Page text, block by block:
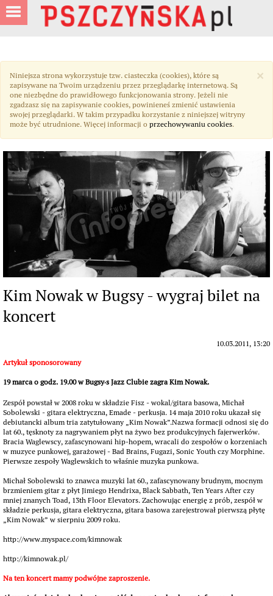
×
Niniejsza strona wykorzystuje tzw. ciasteczka (cookies), które są
zapisywane na Twoim urządzeniu przez przeglądarkę internetową. Są
one niezbędne do prawidłowego funkcjonowania strony. Jeżeli nie
zgadzasz się na zapisywanie cookies, powinieneś zmienić ustawienia
swojej przeglądarki. W takim przypadku korzystanie z niniejszej witryny
może być utrudnione. Więcej informacji o przechowywaniu cookies.
Kim Nowak w Bugsy - wygraj bilet na
koncert
10.03.2011, 13:20
Artykuł sponosorowany
19 marca o godz. 19.00 w Bugsy’s Jazz Clubie zagra Kim Nowak.
Zespół powstał w 2008 roku w składzie Fisz - wokal/gitara basowa, Michał
Sobolewski - gitara elektryczna, Emade - perkusja. 14 maja 2010 roku ukazał się
debiutancki album tria zatytułowany „Kim Nowak”.Nazwa formacji odnosi się do
lat 60., tęsknoty za nagrywaniem płyt na żywo bez produkcyjnych fajerwerków.
Bracia Waglewscy, zafascynowani hip-hopem, wracali do zespołów o korzeniach
w muzyce punkowej, garażowej - Bad Brains, Fugazi, Sonic Youth czy Morphine.
Pierwsze zespoły Waglewskich to właśnie muzyka punkowa.
Michał Sobolewski to znawca muzyki lat 60., zafascynowany brudnym, mocnym
brzmieniem gitar z płyt Jimiego Hendrixa, Black Sabbath, Ten Years After czy
mniej znanych Toad, 13th Floor Elevators. Zachowując energię z prób, zespół w
składzie perkusja, gitara elektryczna, gitara basowa zarejestrował pierwszą płytę
„Kim Nowak” w sierpniu 2009 roku.
http://www.myspace.com/kimnowak
http://kimnowak.pl/
Na ten koncert mamy podwójne zaproszenie.